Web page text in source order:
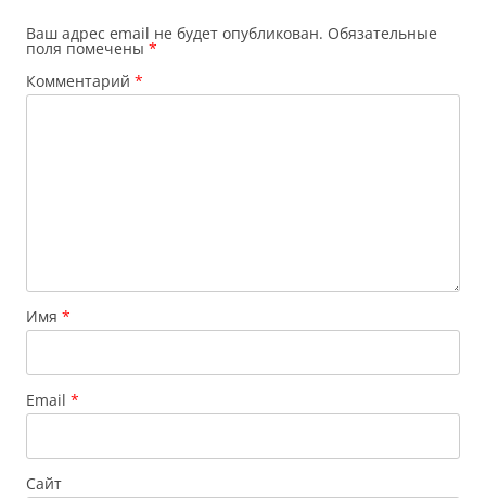
Ваш адрес email не будет опубликован. Обязательные
поля помечены *
Комментарий *
Имя *
Email *
Сайт